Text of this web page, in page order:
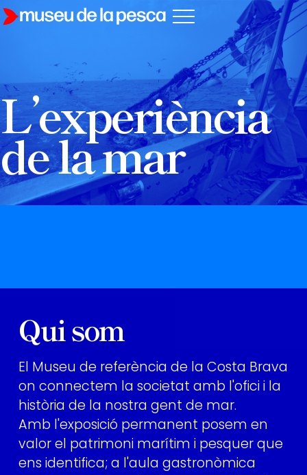
L’experiència
de la mar
Qui som
El Museu de referència de la Costa Brava
on connectem la societat amb l'ofici i la
història de la nostra gent de mar.
Amb l'exposició permanent posem en
valor el patrimoni marítim i pesquer que
ens identifica; a l'aula gastronòmica